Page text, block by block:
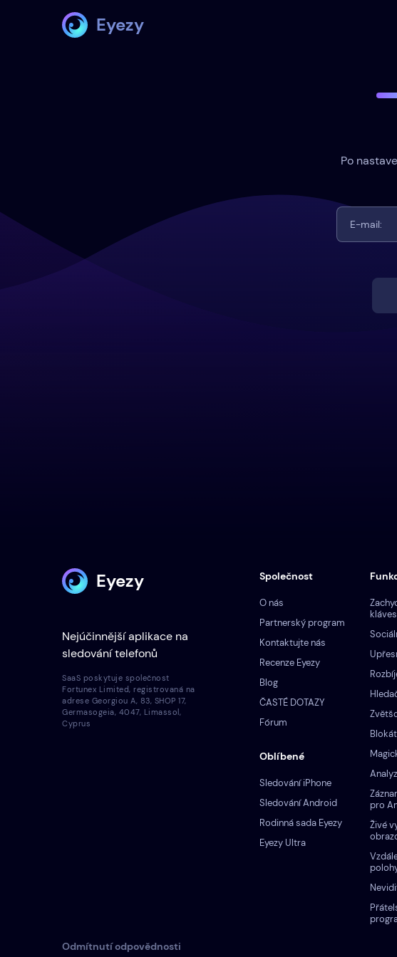
Eyezy
Po
Eyezy
Nejúčinnější aplikace na
sledování telefonů
Společnost
O nás
Partnerský program
Kontaktujte nás
Recenze Eyezy
Blog
ČASTÉ DOTAZY
Fórum
Oblíbené
Sledování iPhone
Sledování Android
Rodinná sada Eyezy
Eyezy Ultra
pro
Živé
SaaS poskytuje společnost
Fortunex Limited, registrovaná na
adrese Georgiou A, 83, SHOP 17,
Germasogeia, 4047, Limassol,
Cyprus
Odmítnutí odpovědnosti